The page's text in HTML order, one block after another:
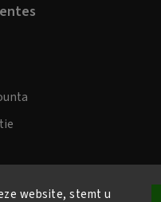
website, stemt u